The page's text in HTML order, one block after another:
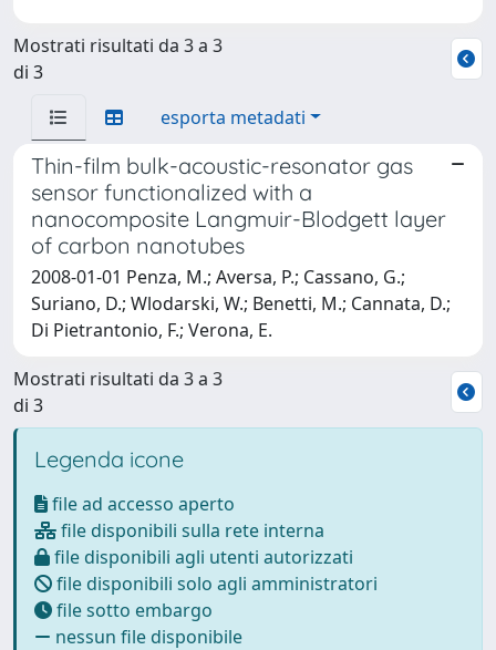
Mostrati risultati da 3 a 3
di 3
esporta metadati
Thin-film bulk-acoustic-resonator gas
sensor functionalized with a
nanocomposite Langmuir-Blodgett layer
of carbon nanotubes
2008-01-01 Penza, M.; Aversa, P.; Cassano, G.;
Suriano, D.; Wlodarski, W.; Benetti, M.; Cannata, D.;
Di Pietrantonio, F.; Verona, E.
Mostrati risultati da 3 a 3
di 3
Legenda icone
file ad accesso aperto
file disponibili sulla rete interna
file disponibili agli utenti autorizzati
file disponibili solo agli amministratori
file sotto embargo
nessun file disponibile